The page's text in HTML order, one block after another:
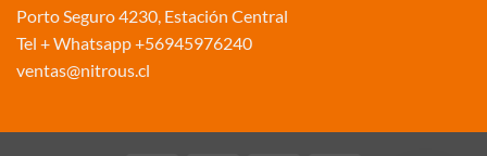
Porto Seguro 4230, Estación Central
Tel + Whatsapp +56945976240
ventas@nitrous.cl